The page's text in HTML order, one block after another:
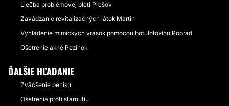
Liečba problémovej pleti Prešov
Zavádzanie revitalizačných látok Martin
Vyhladenie mimických vrások pomocou botulotoxínu Poprad
Ošetrenie akné Pezinok
ĎALŠIE HĽADANIE
Zväčšenie penisu
Ošetrenia proti starnutiu